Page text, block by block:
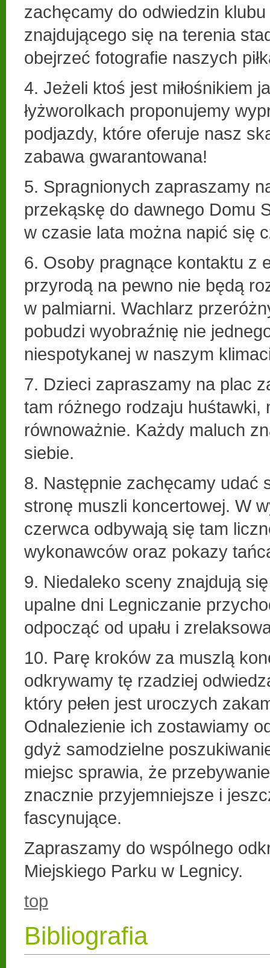
zachęcamy do odwiedzin klubu
znajdującego się na terenia
obejrzeć fotografie naszych
4. Jeżeli ktoś jest miłośnikiem
łyżworolkach proponujemy
podjazdy, które oferuje nasz
zabawa gwarantowana!
5. Spragnionych zapraszamy
przekąskę do dawnego Domu
w czasie lata można napić się
6. Osoby pragnące kontaktu z
przyrodą na pewno nie będą
w palmiarni. Wachlarz
pobudzi wyobraźnię nie
niespotykanej w naszym
7. Dzieci zapraszamy na plac
tam różnego rodzaju huśtawki,
równoważnie. Każdy maluch
siebie.
8. Następnie zachęcamy udać
stronę muszli koncertowej. W
czerwca odbywają się tam
wykonawców oraz pokazy
9. Niedaleko sceny znajdują
upalne dni Legniczanie
odpocząć od upału i
10. Parę kroków za muszlą
odkrywamy tę rzadziej
który pełen jest uroczych
Odnalezienie ich zostawiamy
gdyż samodzielne
miejsc sprawia, że
znacznie przyjemniejsze i
fascynujące.
Zapraszamy do wspólnego
Miejskiego Parku w Legnicy.
top
Bibliografia